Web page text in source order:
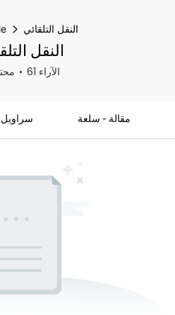
النقل التلقائي
#النقل
1 61 الآراء
سراويل مقالة - سلعة